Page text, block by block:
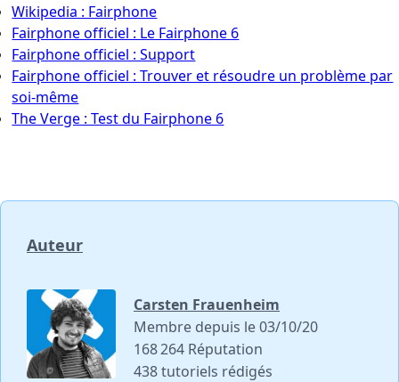
Wikipedia : Fairphone
Fairphone officiel : Le Fairphone 6
Fairphone officiel : Support
Fairphone officiel : Trouver et résoudre un problème par
soi-même
The Verge : Test du Fairphone 6
Auteur
Carsten Frauenheim
Membre depuis le 03/10/20
168 264 Réputation
438 tutoriels rédigés